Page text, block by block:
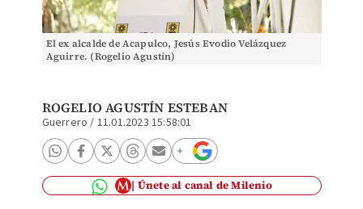
El ex alcalde de Acapulco, Jesús Evodio Velázquez
Aguirre. (Rogelio Agustín)
ROGELIO AGUSTÍN ESTEBAN
Guerrero / 11.01.2023 15:58:01
Únete al canal de Milenio